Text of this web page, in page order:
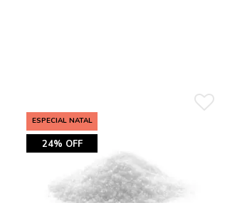
ESPECIAL NATAL
24% OFF